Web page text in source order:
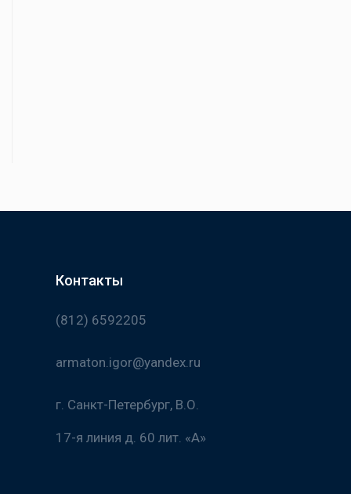
Контакты
(812) 6592205
armaton.igor@yandex.ru
г. Санкт-Петербург, В.О.
17-я линия д. 60 лит. «А»